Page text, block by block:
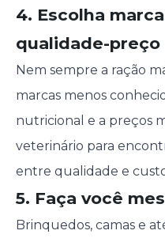
4. Escolha
qualidade-preço
Nem sempre a ração
marcas menos
nutricional e a preços
veterinário para
entre qualidade e
5. Faça você
Brinquedos, camas e